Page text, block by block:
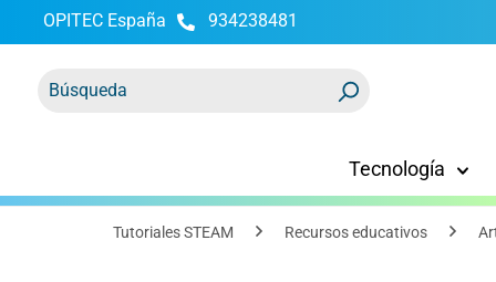
Saltar a la navegación principal
OPITEC España 934238481
Tecnología
Tutoriales STEAM Recursos educativos